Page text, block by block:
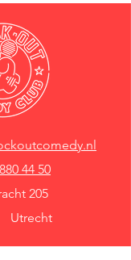
44 50
205
Utrecht